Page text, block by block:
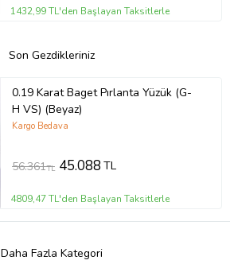
1432,99 TL'den Başlayan Taksitlerle
Son Gezdikleriniz
0.19 Karat Baget Pırlanta Yüzük (G-
H VS) (Beyaz)
Kargo Bedava
56.361TL 45.088TL
4809,47 TL'den Başlayan Taksitlerle
Daha Fazla Kategori